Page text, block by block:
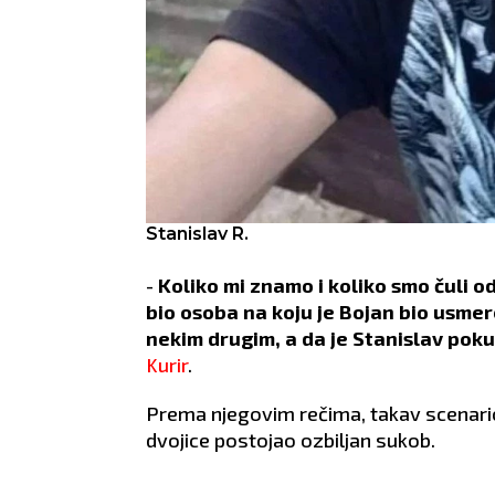
Stanislav R.
- Koliko mi znamo i koliko smo čuli
bio osoba na koju je Bojan bio
nekim drugim, a da je Stanislav
Kurir.
Prema njegovim rečima, takav
dvojice postojao ozbiljan sukob.